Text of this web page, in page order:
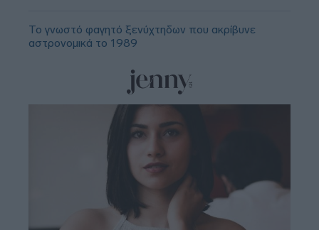
Το γνωστό φαγητό ξενύχτηδων που ακρίβυνε
αστρονομικά το 1989